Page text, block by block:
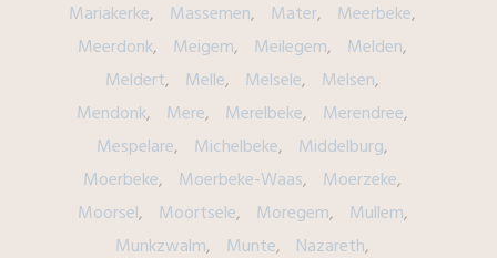
Mariakerke
Massemen Mater
Meerbeke
Meerdonk
Meigem Meilegem
Melden
Meldert
Melle Melsele
Melsen
Mendonk
Mere Merelbeke
Merendree
Mespelare
Michelbeke
Middelburg
Moerbeke
Moerbeke-Waas
Moerzeke
Moorsel
Moortsele Moregem
Mullem
Munkzwalm
Munte Nazareth